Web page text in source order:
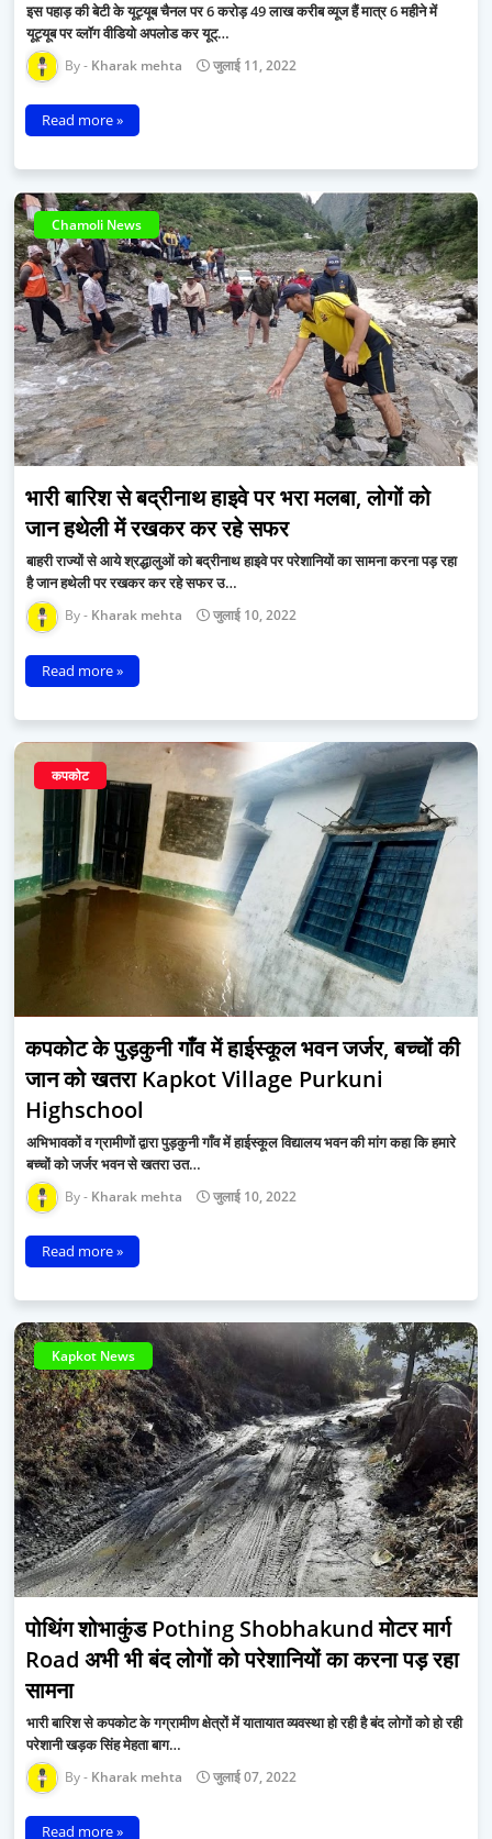
इस पहाड़ की बेटी के यूट्यूब चैनल पर 6 करोड़ 49 लाख करीब व्यूज हैं मात्र 6 महीने में
यूट्यूब पर व्लॉग वीडियो अपलोड कर यूट्…
Kharak mehta जुलाई 11, 2022
Read more »
Chamoli News
भारी बारिश से बद्रीनाथ हाइवे पर भरा मलबा, लोगों को
जान हथेली में रखकर कर रहे सफर
बाहरी राज्यों से आये श्रद्धालुओं को बद्रीनाथ हाइवे पर परेशानियों का सामना करना पड़ रहा
है जान हथेली पर रखकर कर रहे सफर उ…
Kharak mehta जुलाई 10, 2022
Read more »
कपकोट
कपकोट के पुड़कुनी गाँव में हाईस्कूल भवन जर्जर, बच्चों की
जान को खतरा Kapkot Village Purkuni
Highschool
अभिभावकों व ग्रामीणों द्वारा पुड़कुनी गाँव में हाईस्कूल विद्यालय भवन की मांग कहा कि हमारे
बच्चों को जर्जर भवन से खतरा उत…
Kharak mehta जुलाई 10, 2022
Read more »
Kapkot News
पोथिंग शोभाकुंड Pothing Shobhakund मोटर मार्ग
Road अभी भी बंद लोगों को परेशानियों का करना पड़ रहा
सामना
भारी बारिश से कपकोट के गग्रामीण क्षेत्रों में यातायात व्यवस्था हो रही है बंद लोगों को हो रही
परेशानी खड़क सिंह मेहता बाग…
Kharak mehta जुलाई 07, 2022
Read more »